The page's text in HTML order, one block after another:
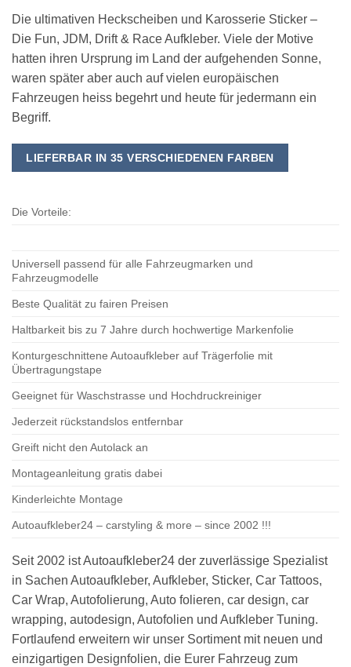
Die ultimativen Heckscheiben und Karosserie Sticker –
Die Fun, JDM, Drift & Race Aufkleber. Viele der Motive
hatten ihren Ursprung im Land der aufgehenden Sonne,
waren später aber auch auf vielen europäischen
Fahrzeugen heiss begehrt und heute für jedermann ein
Begriff.
LIEFERBAR IN 35 VERSCHIEDENEN FARBEN
Die Vorteile:
Universell passend für alle Fahrzeugmarken und
Fahrzeugmodelle
Beste Qualität zu fairen Preisen
Haltbarkeit bis zu 7 Jahre durch hochwertige Markenfolie
Konturgeschnittene Autoaufkleber auf Trägerfolie mit
Übertragungstape
Geeignet für Waschstrasse und Hochdruckreiniger
Jederzeit rückstandslos entfernbar
Greift nicht den Autolack an
Montageanleitung gratis dabei
Kinderleichte Montage
Autoaufkleber24 – carstyling & more – since 2002 !!!
Seit 2002 ist Autoaufkleber24 der zuverlässige Spezialist
in Sachen Autoaufkleber, Aufkleber, Sticker, Car Tattoos,
Car Wrap, Autofolierung, Auto folieren, car design, car
wrapping, autodesign, Autofolien und Aufkleber Tuning.
Fortlaufend erweitern wir unser Sortiment mit neuen und
einzigartigen Designfolien, die Eurer Fahrzeug zum